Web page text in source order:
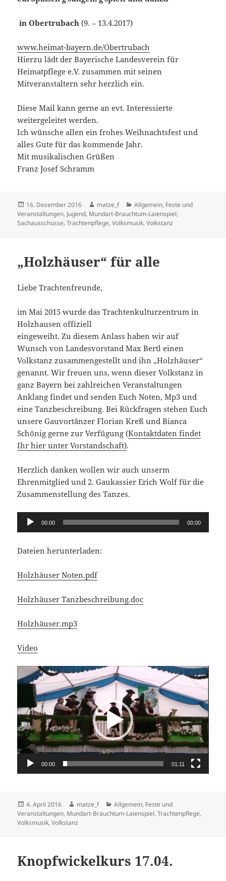
in Obertrubach (9. – 13.4.2017)
www.heimat-bayern.de/Obertrubach
Hierzu lädt der Bayerische Landesverein für
Heimatpflege e.V. zusammen mit seinen
Mitveranstaltern sehr herzlich ein.
Diese Mail kann gerne an evt. Interessierte
weitergeleitet werden.
Ich wünsche allen ein frohes Weihnachtsfest und
alles Gute für das kommende Jahr.
Mit musikalischen Grüßen
Franz Josef Schramm
Veröffentlicht
am
16. Dezember 2016 Autor
matze_f Kategorien
Allgemein, Feste und
Veranstaltungen, Jugend, Mundart-Brauchtum-Laienspiel,
Sachausschüsse,Trachtenpflege,Volksmusik,Volkstanz
„Holzhäuser“ für alle
Liebe Trachtenfreunde,
im Mai 2015 wurde das Trachtenkulturzentrum in
Holzhausen offiziell
eingeweiht. Zu diesem Anlass haben wir auf
Wunsch von Landesvorstand Max Bertl einen
Volkstanz zusammengestellt und ihn „Holzhäuser“
genannt. Wir freuen uns, wenn dieser Volkstanz in
ganz Bayern bei zahlreichen Veranstaltungen
Anklang findet und senden Euch Noten, Mp3 und
eine Tanzbeschreibung. Bei Rückfragen stehen Euch
unsere Gauvortänzer Florian Kreß und Bianca
Schönig gerne zur Verfügung (Kontaktdaten findet
Ihr hier unter Vorstandschaft).
Herzlich danken wollen wir auch unserm
Ehrenmitglied und 2. Gaukassier Erich Wolf für die
Zusammenstellung des Tanzes.
Audio-
Player
00:00 00:00
Dateien herunterladen:
Holzhäuser Noten.pdf
Holzhäuser Tanzbeschreibung.doc
Holzhäuser.mp3
Video
Video-
Player
00:00 01:11
Veröffentlicht
am
4. April 2016 Autor
matze_f Kategorien
Allgemein, Feste und
Veranstaltungen, Mundart-Brauchtum-Laienspiel,Trachtenpflege,
Volksmusik,Volkstanz
Knopfwickelkurs 17.04.